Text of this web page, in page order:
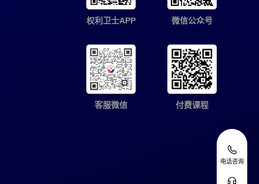
权利卫士APP 微信公众号
客服微信 付费课程
电话咨询